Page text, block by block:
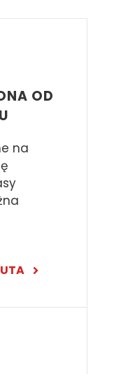
OD
na